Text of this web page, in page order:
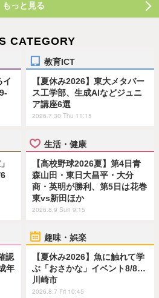
もっと見る
CATEGORY
イ
教育ICT
【夏休み2026】東大メタバー
ス工学部、生成AIなどジュニ
ア講座6選
2026.7.30 Thu 11:15
生活・健康
【高校野球2026夏】第4日青
森山田・東日大昌平・大分
商・英明が勝利、第5日は花巻
東vs新田ほか
2026.8.9 Sun 9:15
認
年
趣味・娯楽
【夏休み2026】魚に触れて学
ぶ「おさかな」イベント8/8…
川崎市
2026.8.7 Fri 10:45